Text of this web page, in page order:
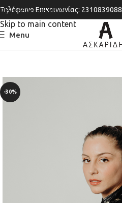
Skip to navigation
Skip to main content
Τηλέφωνο Επικοινωνίας: 2310839088
Menu
-30%